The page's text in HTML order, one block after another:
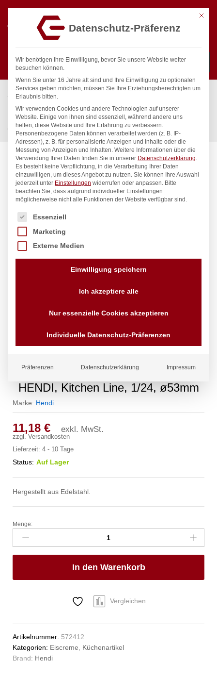
Suchen
Start / Gastronomiebedarf & Gastro Geräte für Profis
Küchenartikel
Eiscreme
Eiscremeportionierer Kitchen Line , HENDI, Kitchen Line, 1/24,
ø53mm
Eiscremeportionierer Kitchen Line ,
HENDI, Kitchen Line, 1/24, ø53mm
Marke: Hendi
11,18€ exkl. MwSt.
zzgl.Versandkosten
Lieferzeit:4 - 10 Tage
Status: Auf Lager
Hergestellt aus Edelstahl.
Eiscremeportionierer
Kitchen
Line
,
Kitchen
Anzahl
Menge:
In den Warenkorb
Vergleichen
Artikelnummer: 572412
Kategorien: Eiscreme
Küchenartikel
Brand: Hendi
Mit
Datenschutz-Präferenz
Wir benötigen Ihre Einwilligung, bevor Sie unsere Website weiter
besuchen können.
Wenn Sie unter 16 Jahre alt sind und Ihre Einwilligung zu optionalen
Services geben möchten, müssen Sie Ihre Erziehungsberechtigten um
Erlaubnis bitten.
Wir verwenden Cookies und andere Technologien auf unserer
Website. Einige von ihnen sind essenziell, während andere uns
helfen, diese Website und Ihre Erfahrung zu verbessern.
Personenbezogene Daten können verarbeitet werden (z. B. IP-
Adressen), z. B. für personalisierte Anzeigen und Inhalte oder die
Messung von Anzeigen und Inhalten. Weitere Informationen über die
Verwendung Ihrer Daten finden Sie in unserer Datenschutzerklärung.
Es besteht keine Verpflichtung, in die Verarbeitung Ihrer Daten
einzuwilligen, um dieses Angebot zu nutzen. Sie können Ihre Auswahl
jederzeit unter Einstellungen widerrufen oder anpassen. Bitte
beachten Sie, dass aufgrund individueller Einstellungen
möglicherweise nicht alle Funktionen der Website verfügbar sind.
Es folgt eine Liste der Service-Gruppen, für die eine
Essenziell
Marketing
Externe Medien
Einwilligung speichern
Ich akzeptiere alle
Nur essenzielle Cookies akzeptieren
Individuelle Datenschutz-Präferenzen
Präferenzen Datenschutzerklärung Impressum